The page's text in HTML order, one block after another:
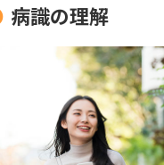
病識の理解